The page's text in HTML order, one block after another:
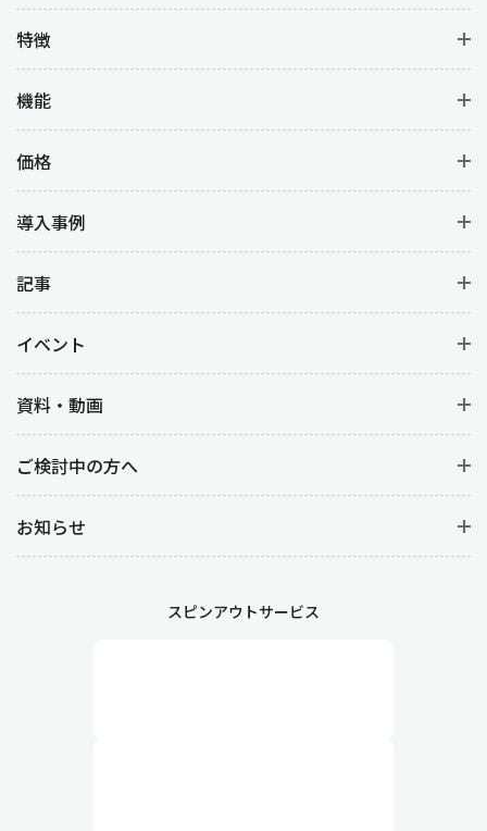
特徴
機能
価格
導入事例
記事
イベント
資料・動画
ご検討中の方へ
お知らせ
スピンアウトサービス